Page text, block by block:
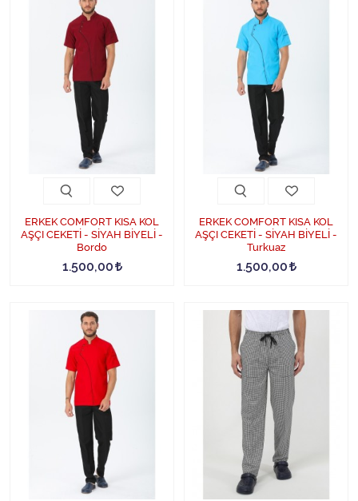
ERKEK COMFORT KISA KOL
AŞÇI CEKETİ - SİYAH BİYELİ -
Bordo
1.500,00
ERKEK COMFORT KISA KOL
AŞÇI CEKETİ - SİYAH BİYELİ -
Turkuaz
1.500,00